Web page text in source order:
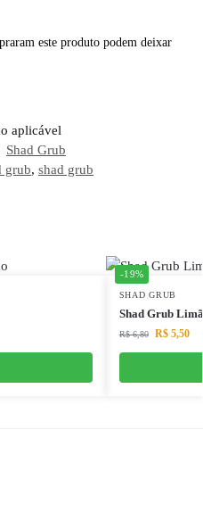
este produto podem deixar
aplicável
Shad Grub
grub, shad grub
-19%
SHAD GRUB
Shad Grub
R$6,80 R$5,50